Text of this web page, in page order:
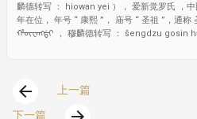
麟德转写 ： hiowan yei ）， 爱新觉罗氏 ，
年在位， 年号 “ 康熙 ”， 庙号 “ 圣祖 ”，通称
ᡥᡡᠸᠠᠩᡩ᠋ᡳ ， 穆麟德转写 ： šengdzu gosin
arrow_back
上一篇
下一篇